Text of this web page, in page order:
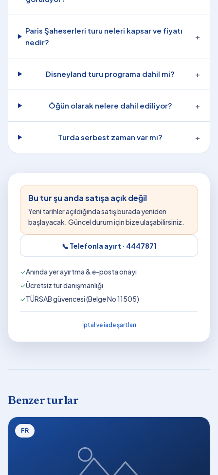
Paris Şaheserleri turu neleri kapsar ve fiyatı
nedir?
+
Disneyland turu programa dahil mi? +
Öğün olarak nelere dahil ediliyor? +
Turda serbest zaman var mı? +
Bu tur şu anda satışa açık değil
Yeni tarihler açıldığında satış burada yeniden
başlayacak. Güncel durum için bize ulaşabilirsiniz.
📞 Telefonla ayırt · 4447871
✓Anında yer ayırtma & e-posta onayı
✓Ücretsiz tur danışmanlığı
✓TÜRSAB güvencesi (Belge No 11505)
İptal ve iade şartları
Benzer turlar
FR